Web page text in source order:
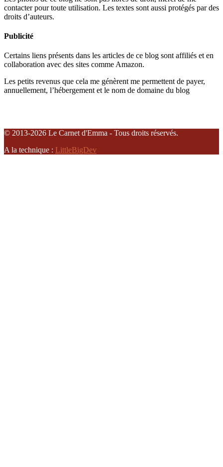
contacter pour toute utilisation. Les textes sont aussi protégés par des
droits d’auteurs.
Publicité
Certains liens présents dans les articles de ce blog sont affiliés et en
collaboration avec des sites comme Amazon.
Les petits revenus que cela me génèrent me permettent de payer,
annuellement, l’hébergement et le nom de domaine du blog
© 2013-2026 Le Carnet d'Emma - Tous droits réservés.
A la technique : LittleBigDev